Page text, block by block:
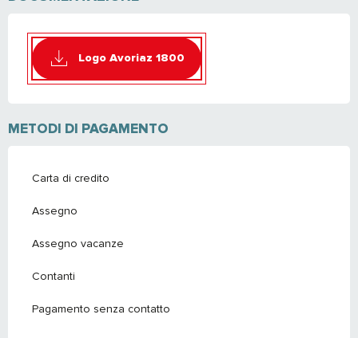
Logo Avoriaz 1800
METODI DI PAGAMENTO
Carta di credito
Assegno
Assegno vacanze
Contanti
Pagamento senza contatto